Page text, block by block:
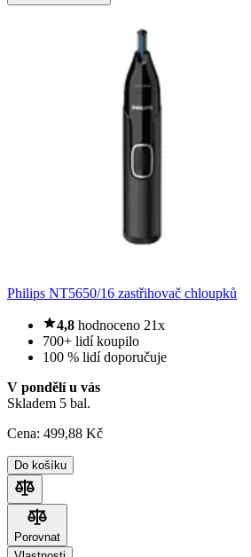
Philips NT5650/16 zastřihovač chloupků
4,8 hodnoceno 21x
700+ lidí koupilo
100 % lidí doporučuje
V pondělí u vás
Skladem 5 bal.
Cena: 499,88 Kč
Do košíku
Porovnat
Porovnat